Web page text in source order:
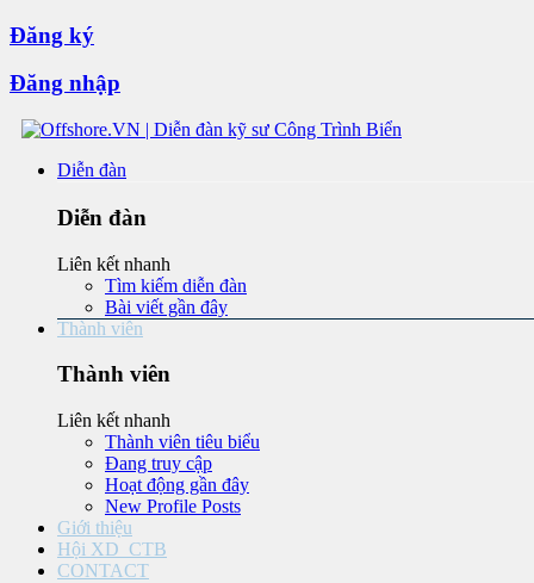
Đăng ký
Đăng nhập
Diễn đàn
Diễn đàn
Liên kết nhanh
Tìm kiếm diễn đàn
Bài viết gần đây
Thành viên
Thành viên
Liên kết nhanh
Thành viên tiêu biểu
Đang truy cập
Hoạt động gần đây
New Profile Posts
Giới thiệu
Hội XD_CTB
CONTACT